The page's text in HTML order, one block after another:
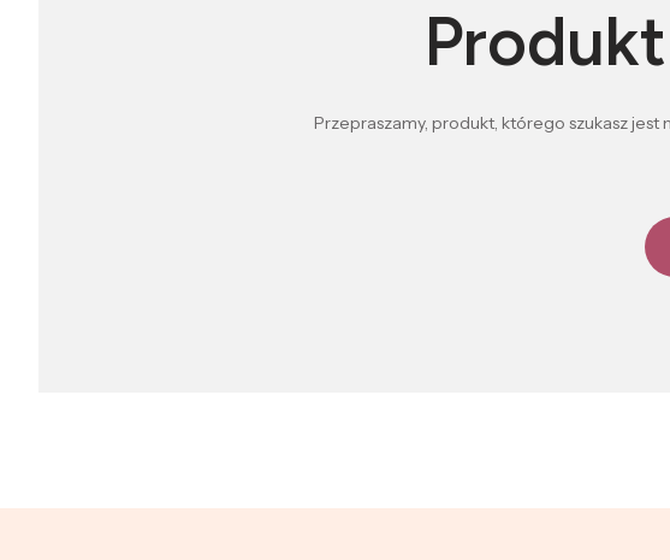
Przepraszamy, produkt, którego szukasz jest